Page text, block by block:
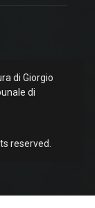
di Giorgio
di
reserved.